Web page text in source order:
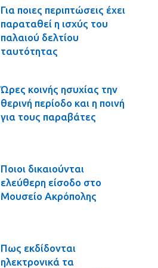
Για ποιες περιπτώσεις έχει
παραταθεί η ισχύς του
παλαιού δελτίου
ταυτότητας
Ώρες κοινής ησυχίας την
θερινή περίοδο και η ποινή
για τους παραβάτες
Ποιοι δικαιούνται
ελεύθερη είσοδο στο
Μουσείο Ακρόπολης
Πως εκδίδονται
ηλεκτρονικά τα